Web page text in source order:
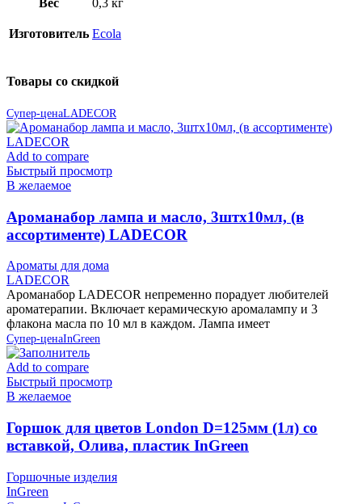
Вес
0,3 кг
Изготовитель Ecola
Товары со скидкой
Супер-ценаLADECOR
Add to compare
Быстрый просмотр
В желаемое
Ароманабор лампа и масло, 3штx10мл, (в
ассортименте) LADECOR
Ароматы для дома
LADECOR
Ароманабор LADECOR непременно порадует любителей
ароматерапии. Включает керамическую аромалампу и 3
флакона масла по 10 мл в каждом. Лампа имеет
Супер-ценаInGreen
Add to compare
Быстрый просмотр
В желаемое
Горшок для цветов London D=125мм (1л) со
вставкой, Олива, пластик InGreen
Горшочные изделия
InGreen